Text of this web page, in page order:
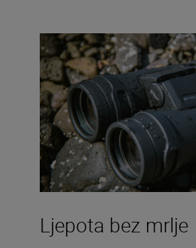
Ljepota bez mrlje